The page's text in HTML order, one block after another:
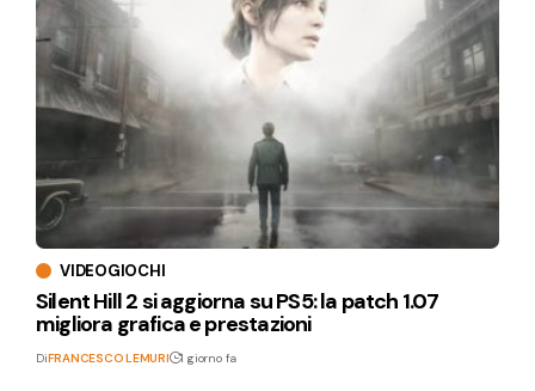
VIDEOGIOCHI
Silent Hill 2 si aggiorna su PS5: la patch 1.07
migliora grafica e prestazioni
DiFRANCESCO LEMURI 1 giorno fa